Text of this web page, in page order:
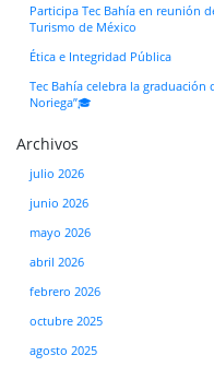
Participa Tec Bahía en reunión
Turismo de México
Ética e Integridad Pública
Tec Bahía celebra la graduación
Noriega”🎓
Archivos
julio 2026
junio 2026
mayo 2026
abril 2026
febrero 2026
octubre 2025
agosto 2025